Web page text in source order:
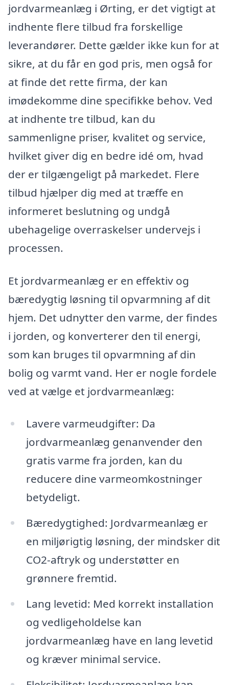
jordvarmeanlæg i Ørting, er det vigtigt at
indhente flere tilbud fra forskellige
leverandører. Dette gælder ikke kun for at
sikre, at du får en god pris, men også for
at finde det rette firma, der kan
imødekomme dine specifikke behov. Ved
at indhente tre tilbud, kan du
sammenligne priser, kvalitet og service,
hvilket giver dig en bedre idé om, hvad
der er tilgængeligt på markedet. Flere
tilbud hjælper dig med at træffe en
informeret beslutning og undgå
ubehagelige overraskelser undervejs i
processen.
Et jordvarmeanlæg er en effektiv og
bæredygtig løsning til opvarmning af dit
hjem. Det udnytter den varme, der findes
i jorden, og konverterer den til energi,
som kan bruges til opvarmning af din
bolig og varmt vand. Her er nogle fordele
ved at vælge et jordvarmeanlæg:
Lavere varmeudgifter: Da
jordvarmeanlæg genanvender den
gratis varme fra jorden, kan du
reducere dine varmeomkostninger
betydeligt.
Bæredygtighed: Jordvarmeanlæg er
en miljørigtig løsning, der mindsker dit
CO2-aftryk og understøtter en
grønnere fremtid.
Lang levetid: Med korrekt installation
og vedligeholdelse kan
jordvarmeanlæg have en lang levetid
og kræver minimal service.